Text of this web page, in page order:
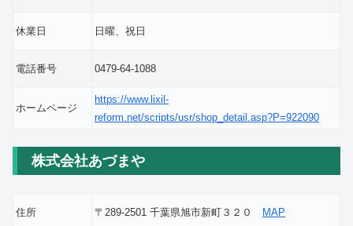
休業日 日曜、祝日
電話番号 0479-64-1088
ホームページ
https://www.lixil-
reform.net/scripts/usr/shop_detail.asp?P=922090
株式会社あづまや
住所 〒289-2501 千葉県旭市新町３２０ MAP